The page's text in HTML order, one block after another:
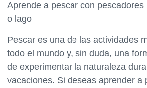
Aprende a pescar con pescadores
o lago
Pescar es una de las actividades
todo el mundo y, sin duda, una
de experimentar la naturaleza
vacaciones. Si deseas aprender a